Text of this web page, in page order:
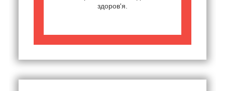
здоров'я.